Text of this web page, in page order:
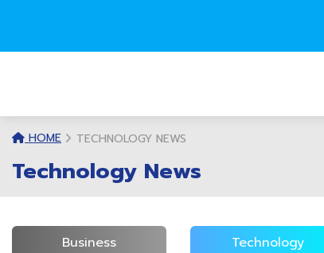
HOME TECHNOLOGY NEWS
Technology News
Business Technology